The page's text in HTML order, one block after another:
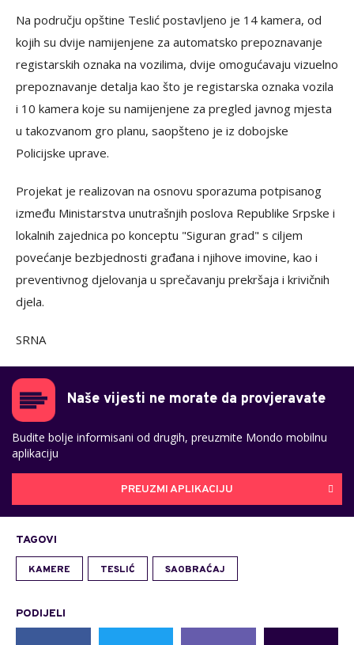
Na području opštine Teslić postavljeno je 14 kamera, od
kojih su dvije namijenjene za automatsko prepoznavanje
registarskih oznaka na vozilima, dvije omogućavaju vizuelno
prepoznavanje detalja kao što je registarska oznaka vozila
i 10 kamera koje su namijenjene za pregled javnog mjesta
u takozvanom gro planu, saopšteno je iz dobojske
Policijske uprave.
Projekat je realizovan na osnovu sporazuma potpisanog
između Ministarstva unutrašnjih poslova Republike Srpske i
lokalnih zajednica po konceptu "Siguran grad" s ciljem
povećanje bezbjednosti građana i njihove imovine, kao i
preventivnog djelovanja u sprečavanju prekršaja i krivičnih
djela.
SRNA
Naše vijesti ne morate da provjeravate
Budite bolje informisani od drugih, preuzmite Mondo mobilnu
aplikaciju
PREUZMI APLIKACIJU
TAGOVI
KAMERE TESLIĆ SAOBRAĆAJ
PODIJELI